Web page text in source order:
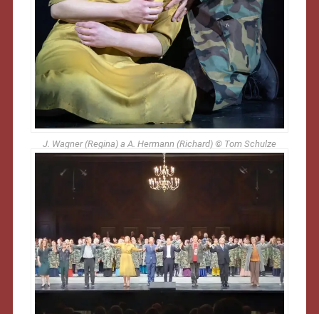
J. Wagner (Regina) a A. Hermann (Richard) © Tom Schulze